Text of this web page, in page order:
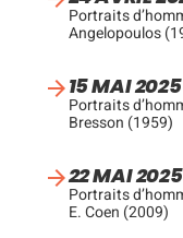
Portraits
Angelopoulos
15 MAI
Portraits
Bresson (1959)
22 MAI
Portraits
E. Coen (2009)